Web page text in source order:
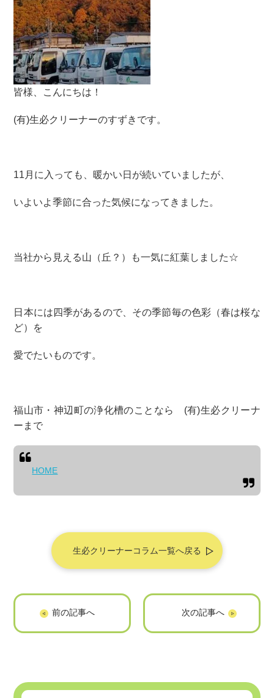
皆様、こんにちは！
(有)生必クリーナーのすずきです。
11月に入っても、暖かい日が続いていましたが、
いよいよ季節に合った気候になってきました。
当社から見える山（丘？）も一気に紅葉しました☆
日本には四季があるので、その季節毎の色彩（春は桜な
ど）を
愛でたいものです。
福山市・神辺町の浄化槽のことなら (有)生必クリーナ
ーまで
HOME
生必クリーナーコラム一覧へ戻る
浄化槽業者あるあ
修理～マンホール